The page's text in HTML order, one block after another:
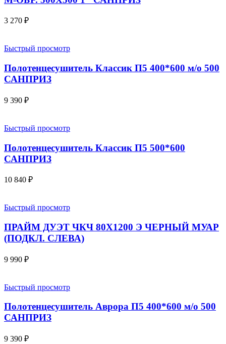
3 270 ₽
Быстрый просмотр
Полотенцесушитель Классик П5 400*600 м/о 500
САНПРИЗ
9 390 ₽
Быстрый просмотр
Полотенцесушитель Классик П5 500*600
САНПРИЗ
10 840 ₽
Быстрый просмотр
ПРАЙМ ДУЭТ ЧКЧ 80Х1200 Э ЧЕРНЫЙ МУАР
(ПОДКЛ. СЛЕВА)
9 990 ₽
Быстрый просмотр
Полотенцесушитель Аврора П5 400*600 м/о 500
САНПРИЗ
9 390 ₽